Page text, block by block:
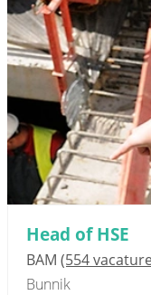
Head of HSE
BAM (554
Bunnik